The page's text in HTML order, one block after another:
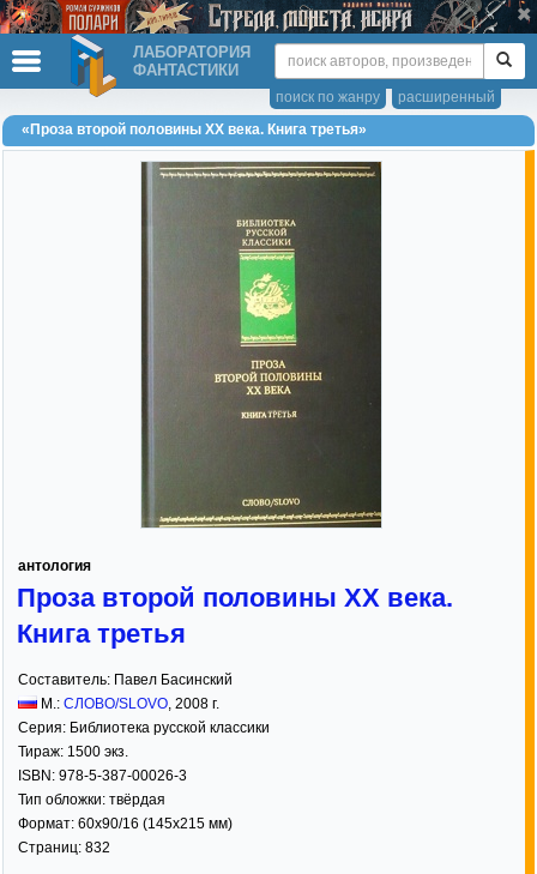
ЛАБОРАТОРИЯ
ФАНТАСТИКИ
расширенный
поиск по жанру
«Проза второй половины XX века. Книга третья»
антология
Проза второй половины XX века.
Книга третья
Составитель: Павел Басинский
М.: СЛОВО/SLOVO, 2008 г.
Серия: Библиотека русской классики
Тираж: 1500 экз.
ISBN: 978-5-387-00026-3
Тип обложки: твёрдая
Формат: 60x90/16 (145x215 мм)
Страниц: 832